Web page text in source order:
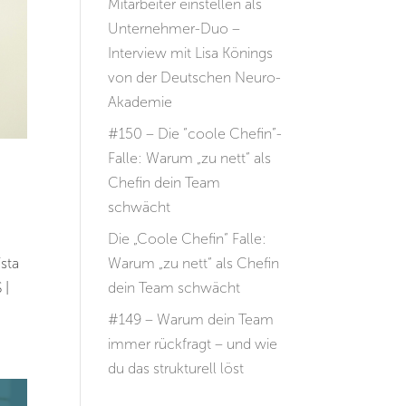
Mitarbeiter einstellen als
Unternehmer-Duo –
Interview mit Lisa Könings
von der Deutschen Neuro-
Akademie
#150 – Die “coole Chefin”-
Falle: Warum „zu nett“ als
Chefin dein Team
schwächt
Die „Coole Chefin“ Falle:
Warum „zu nett“ als Chefin
dein Team schwächt
#149 – Warum dein Team
immer rückfragt – und wie
du das strukturell löst